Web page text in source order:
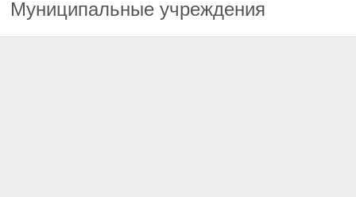
Муниципальные учреждения